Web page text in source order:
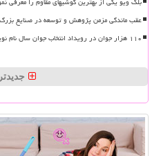
عقب ماندگی مزمن پژوهش و توسعه در صنایع بزرگ
۱۱۰ هزار جوان در رویداد انتخاب جوان سال نام نویسی کردند